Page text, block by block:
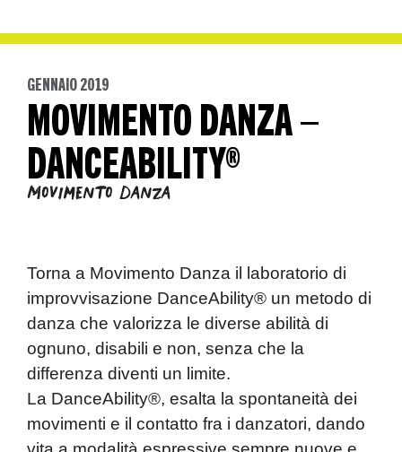
GENNAIO 2019
MOVIMENTO DANZA –
DANCEABILITY®
Movimento Danza
Torna a Movimento Danza il laboratorio di
improvvisazione DanceAbility® un metodo di
danza che valorizza le diverse abilità di
ognuno, disabili e non, senza che la
differenza diventi un limite.
La DanceAbility®, esalta la spontaneità dei
movimenti e il contatto fra i danzatori, dando